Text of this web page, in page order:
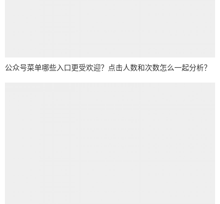
公众号菜单哪些入口更受欢迎？点击人数和次数怎么一起分析？